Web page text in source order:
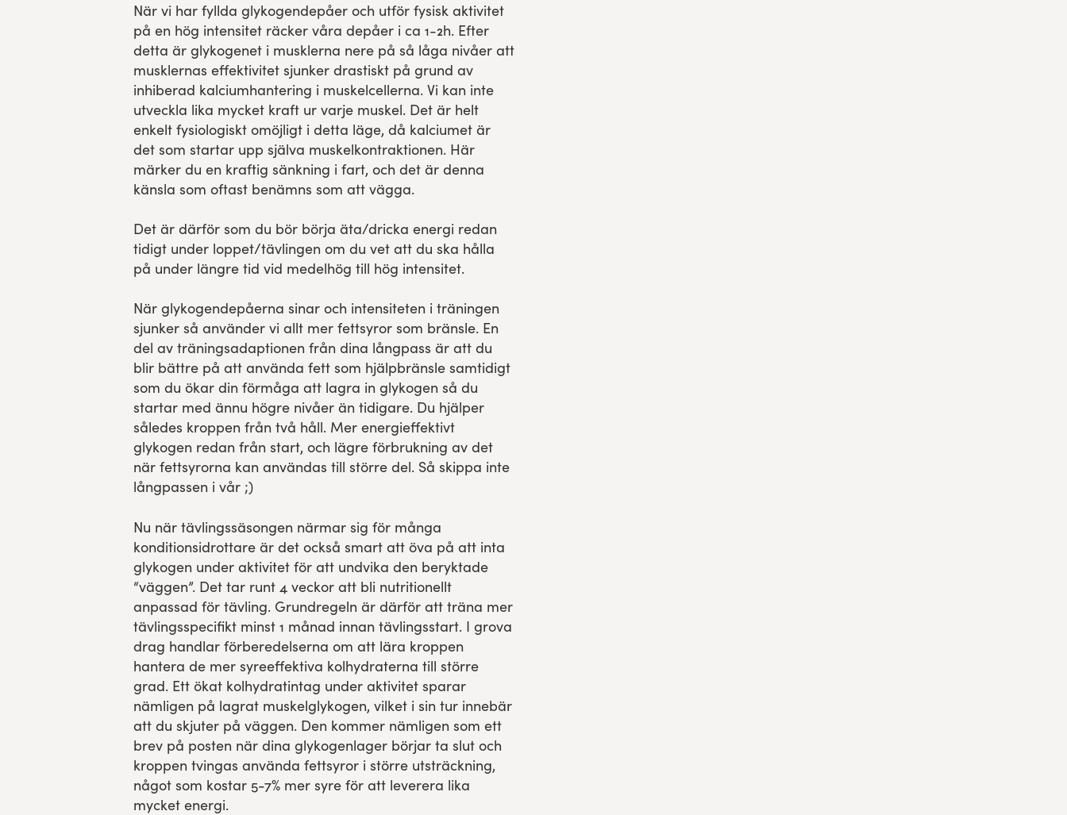
När vi har fyllda glykogendepåer och utför fysisk aktivitet
på en hög intensitet räcker våra depåer i ca 1-2h. Efter
detta är glykogenet i musklerna nere på så låga nivåer att
musklernas effektivitet sjunker drastiskt på grund av
inhiberad kalciumhantering i muskelcellerna. Vi kan inte
utveckla lika mycket kraft ur varje muskel. Det är helt
enkelt fysiologiskt omöjligt i detta läge, då kalciumet är
det som startar upp själva muskelkontraktionen. Här
märker du en kraftig sänkning i fart, och det är denna
känsla som oftast benämns som att vägga.
Det är därför som du bör börja äta/dricka energi redan
tidigt under loppet/tävlingen om du vet att du ska hålla
på under längre tid vid medelhög till hög intensitet.
När glykogendepåerna sinar och intensiteten i träningen
sjunker så använder vi allt mer fettsyror som bränsle. En
del av träningsadaptionen från dina långpass är att du
blir bättre på att använda fett som hjälpbränsle samtidigt
som du ökar din förmåga att lagra in glykogen så du
startar med ännu högre nivåer än tidigare. Du hjälper
således kroppen från två håll. Mer energieffektivt
glykogen redan från start, och lägre förbrukning av det
när fettsyrorna kan användas till större del. Så skippa inte
långpassen i vår ;)
Nu när tävlingssäsongen närmar sig för många
konditionsidrottare är det också smart att öva på att inta
glykogen under aktivitet för att undvika den beryktade
“väggen”. Det tar runt 4 veckor att bli nutritionellt
anpassad för tävling. Grundregeln är därför att träna mer
tävlingsspecifikt minst 1 månad innan tävlingsstart. I grova
drag handlar förberedelserna om att lära kroppen
hantera de mer syreeffektiva kolhydraterna till större
grad. Ett ökat kolhydratintag under aktivitet sparar
nämligen på lagrat muskelglykogen, vilket i sin tur innebär
att du skjuter på väggen. Den kommer nämligen som ett
brev på posten när dina glykogenlager börjar ta slut och
kroppen tvingas använda fettsyror i större utsträckning,
något som kostar 5-7% mer syre för att leverera lika
mycket energi.